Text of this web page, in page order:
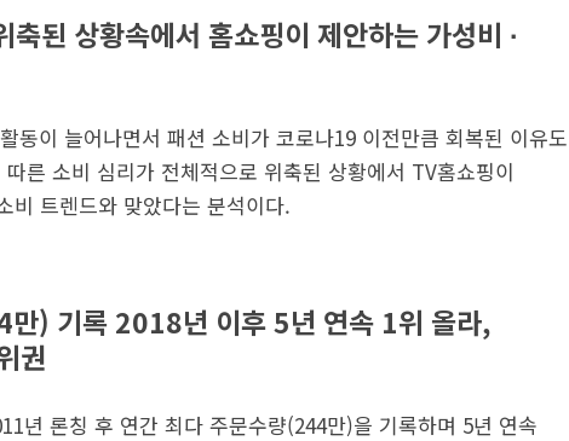
된 상황속에서 홈쇼핑이 제안하는 가성비 ∙
동이 늘어나면서 패션 소비가 코로나19 이전만큼 회복된 이유도
른 소비 심리가 전체적으로 위축된 상황에서 TV홈쇼핑이
비 트렌드와 맞았다는 분석이다.
만) 기록 2018년 이후 5년 연속 1위 올라,
권
년 론칭 후 연간 최다 주문수량(244만)을 기록하며 5년 연속